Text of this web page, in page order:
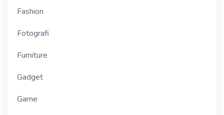
Fashion
Fotografi
Furniture
Gadget
Game